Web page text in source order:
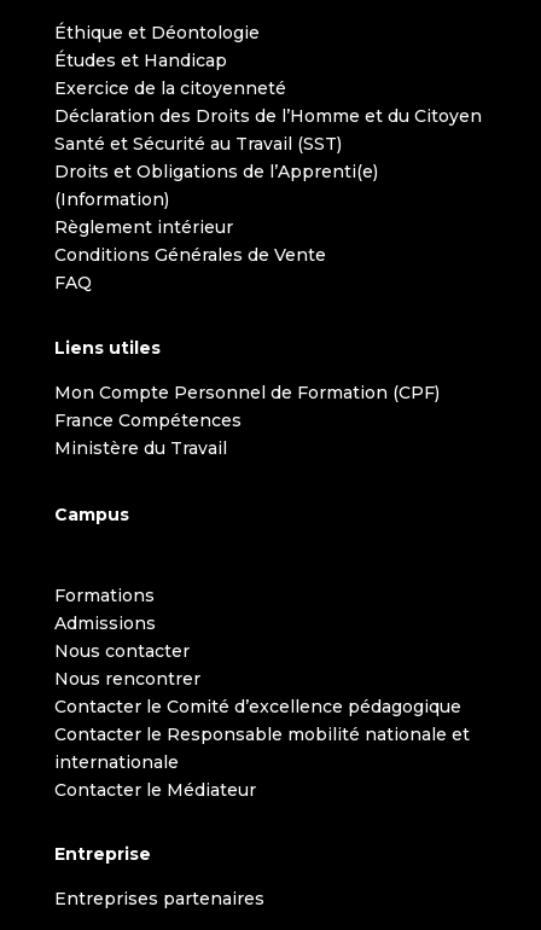
Éthique et Déontologie
Études et Handicap
Exercice de la citoyenneté
Déclaration des Droits de l’Homme et du Citoyen
Santé et Sécurité au Travail (SST)
Droits et Obligations de l’Apprenti(e)
(Information)
Règlement intérieur
Conditions Générales de Vente
FAQ
Liens utiles
Mon Compte Personnel de Formation (CPF)
France Compétences
Ministère du Travail
Campus
Formations
Admissions
Nous contacter
Nous rencontrer
Contacter le Comité d’excellence pédagogique
Contacter le Responsable mobilité nationale et
internationale
Contacter le Médiateur
Entreprise
Entreprises partenaires